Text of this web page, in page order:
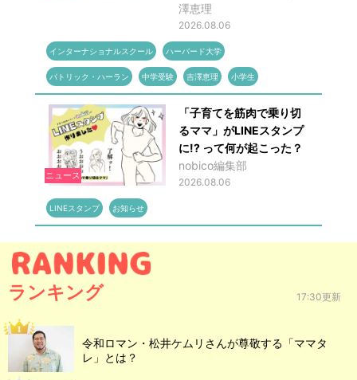
澤恵理
2026.08.06
インターナショナルスクール ハーバード大学
パトリック・ハーラン 中学受験 吉澤恵理 小学生
ニュース
「子育てを筋肉で乗り切
るママ」がLINEスタンプ
に!? って何が起こった？
nobico編集部
2026.08.06
LINEスタンプ お知らせ
ランキング 17:30更新
令和ロマン・松井ケムリさんが尊敬する「ママタ
レ」とは？